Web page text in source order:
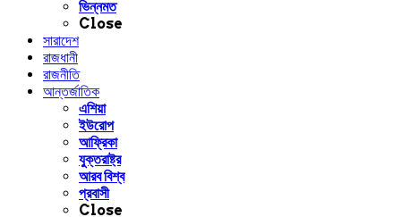
ভিন্নমত
Close
সারাদেশ
রাজধানী
রাজনীতি
আন্তর্জাতিক
এশিয়া
ইউরোপ
আফ্রিকা
যুক্তরাষ্ট্র
আরব বিশ্ব
প্রবাসী
Close